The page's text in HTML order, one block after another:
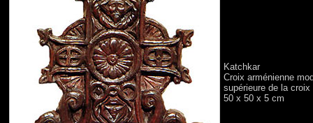
Katchkar
Croix arménienne
supérieure de la croix
50 x 50 x 5 cm